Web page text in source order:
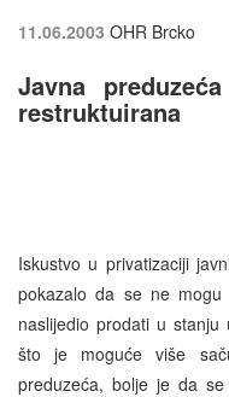
11.06.2003 OHR Brcko
Javna
restruktuirana
Iskustvo u privatizaciji
pokazalo da se ne
naslijedio prodati u
što je moguće više
preduzeća, bolje je da